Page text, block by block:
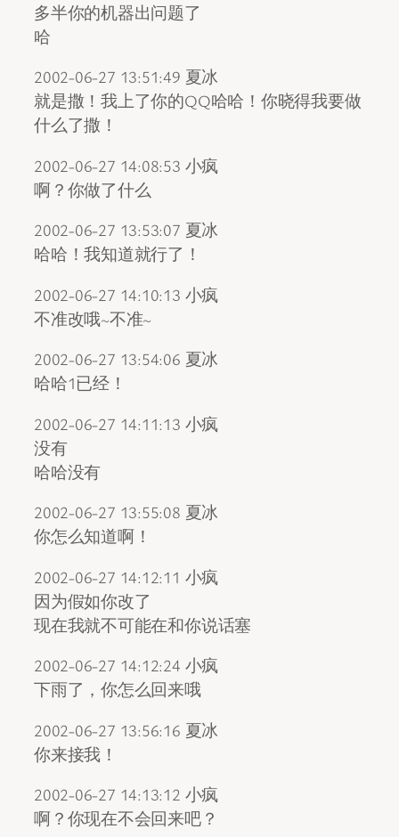
多半你的机器出问题了
哈
2002-06-27 13:51:49 夏冰
就是撒！我上了你的QQ哈哈！你晓得我要做
什么了撒！
2002-06-27 14:08:53 小疯
啊？你做了什么
2002-06-27 13:53:07 夏冰
哈哈！我知道就行了！
2002-06-27 14:10:13 小疯
不准改哦~不准~
2002-06-27 13:54:06 夏冰
哈哈1已经！
2002-06-27 14:11:13 小疯
没有
哈哈没有
2002-06-27 13:55:08 夏冰
你怎么知道啊！
2002-06-27 14:12:11 小疯
因为假如你改了
现在我就不可能在和你说话塞
2002-06-27 14:12:24 小疯
下雨了，你怎么回来哦
2002-06-27 13:56:16 夏冰
你来接我！
2002-06-27 14:13:12 小疯
啊？你现在不会回来吧？